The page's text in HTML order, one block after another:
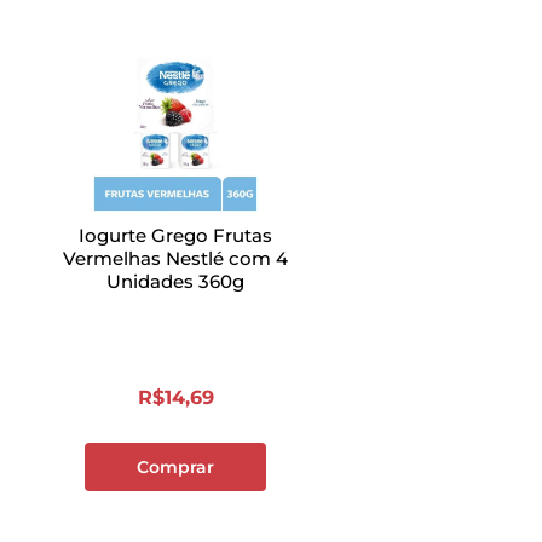
Iogurte Grego Frutas
Vermelhas Nestlé com 4
Unidades 360g
R$14,69
Comprar